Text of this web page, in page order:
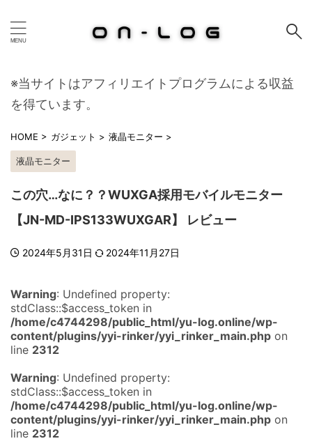
※当サイトはアフィリエイトプログラムによる収益
を得ています。
HOME > ガジェット > 液晶モニター >
液晶モニター
この穴…なに？？WUXGA採用モバイルモニター
【JN-MD-IPS133WUXGAR】 レビュー
2024年5月31日 2024年11月27日
Warning: Undefined property:
stdClass::$access_token in
/home/c4744298/public_html/yu-log.online/wp-
content/plugins/yyi-rinker/yyi_rinker_main.php on
line 2312
Warning: Undefined property:
stdClass::$access_token in
/home/c4744298/public_html/yu-log.online/wp-
content/plugins/yyi-rinker/yyi_rinker_main.php on
line 2312